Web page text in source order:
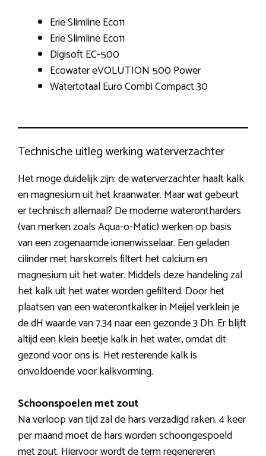
Erie Slimline Eco11
Erie Slimline Eco11
Digisoft EC-500
Ecowater eVOLUTION 500 Power
Watertotaal Euro Combi Compact 30
Technische uitleg werking waterverzachter
Het moge duidelijk zijn: de waterverzachter haalt kalk
en magnesium uit het kraanwater. Maar wat gebeurt
er technisch allemaal? De moderne waterontharders
(van merken zoals Aqua-o-Matic) werken op basis
van een zogenaamde ionenwisselaar. Een geladen
cilinder met harskorrels filtert het calcium en
magnesium uit het water. Middels deze handeling zal
het kalk uit het water worden gefilterd. Door het
plaatsen van een waterontkalker in Meijel verklein je
de dH waarde van 7.34 naar een gezonde 3 Dh. Er blijft
altijd een klein beetje kalk in het water, omdat dit
gezond voor ons is. Het resterende kalk is
onvoldoende voor kalkvorming.
Schoonspoelen met zout
Na verloop van tijd zal de hars verzadigd raken. 4 keer
per maand moet de hars worden schoongespoeld
met zout. Hiervoor wordt de term regenereren